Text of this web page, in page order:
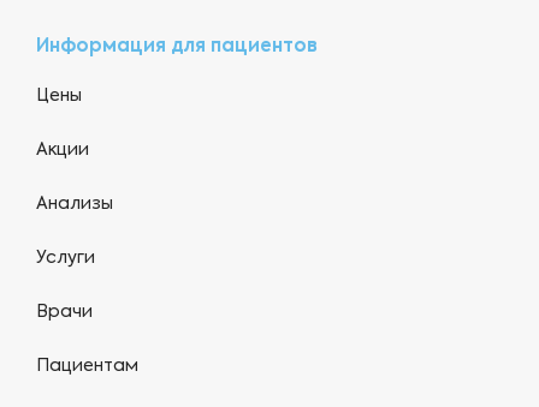
Информация для пациентов
Цены
Акции
Анализы
Услуги
Врачи
Пациентам